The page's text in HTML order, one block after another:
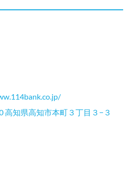
高知県高知市本町３丁目３−３